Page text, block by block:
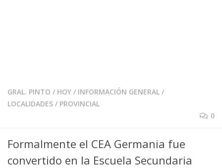
GRAL. PINTO / HOY / INFORMACIÓN GENERAL /
LOCALIDADES / PROVINCIAL
0
Formalmente el CEA Germania fue
convertido en la Escuela Secundaria